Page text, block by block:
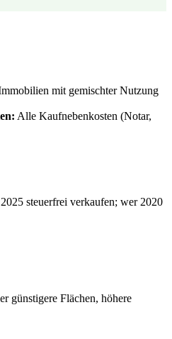
mit gemischter Nutzung
Alle Kaufnebenkosten (Notar,
steuerfrei verkaufen; wer 2020
günstigere Flächen, höhere